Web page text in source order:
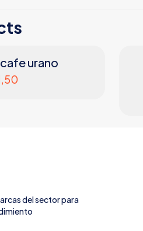
urano
del sector para